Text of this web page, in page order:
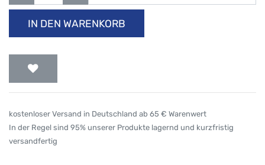
IN DEN WARENKORB
kostenloser Versand in Deutschland ab 65 € Warenwert
In der Regel sind 95% unserer Produkte lagernd und kurzfristig
versandfertig